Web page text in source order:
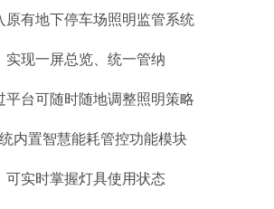
原有地下停车场照明监管系统
实现一屏总览、统一管纳
平台可随时随地调整照明策略
内置智慧能耗管控功能模块
可实时掌握灯具使用状态